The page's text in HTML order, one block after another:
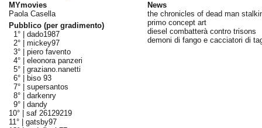
MYmovies
Paola Casella
Pubblico (per gradimento)
1° | dado1987
2° | mickey97
3° | piero favento
4° | eleonora panzeri
5° | graziano.nanetti
6° |
biso 93
7° | supersantos
8° | darkenry
9° | dandy
10° | saf 26129219
11° | gatsby97
News
the chronicles of dead man
primo concept art
diesel combatterà contro trisons
demoni di fango e cacciatori di